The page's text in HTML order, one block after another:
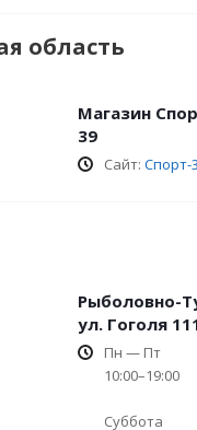
область
Магазин
39
Сайт: Спорт-
Рыболовно-
ул. Гоголя
Пн — Пт
10:00–19:00
Суббота